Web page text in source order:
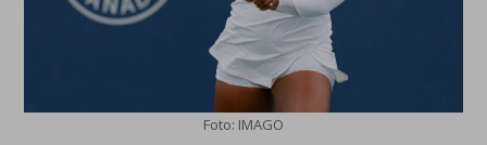
Foto: IMAGO